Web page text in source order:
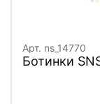
Арт. ns_14770
Ботинки